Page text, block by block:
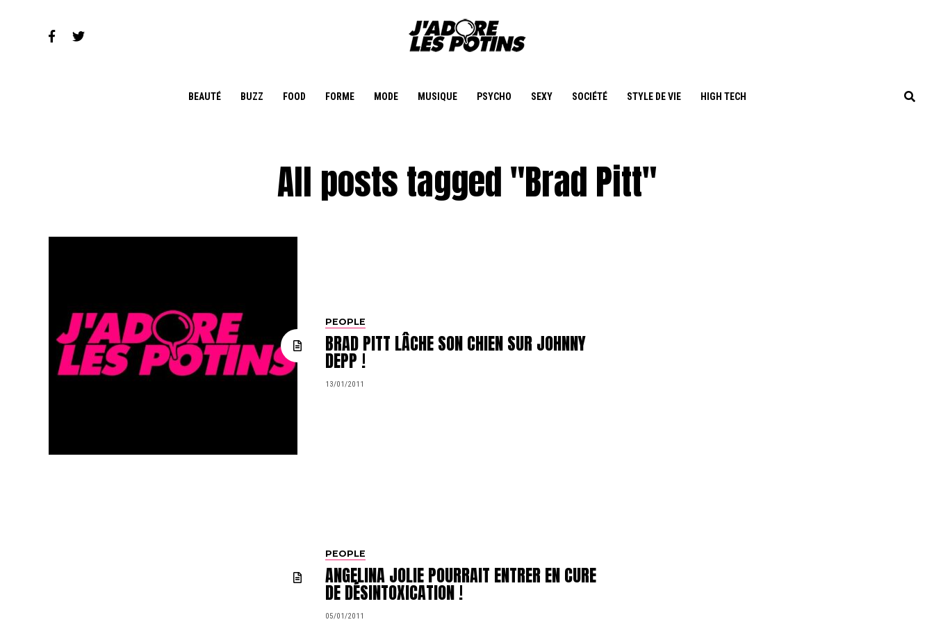
BEAUTÉ BUZZ FOOD FORME MODE MUSIQUE PSYCHO SEXY SOCIÉTÉ STYLE DE VIE HIGH TECH
All posts tagged "Brad Pitt"
PEOPLE
BRAD PITT LÂCHE SON CHIEN SUR JOHNNY
DEPP !
13/01/2011
PEOPLE
ANGELINA JOLIE POURRAIT ENTRER EN CURE
DE DÉSINTOXICATION !
05/01/2011